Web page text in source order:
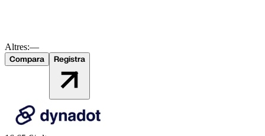
Altres:—
Compara Registra